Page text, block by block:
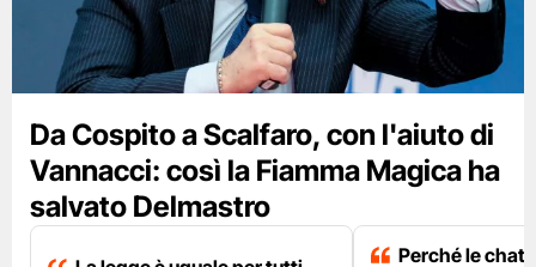
Da Cospito a Scalfaro, con l'aiuto di
Vannacci: così la Fiamma Magica ha
salvato Delmastro
Perché le chat